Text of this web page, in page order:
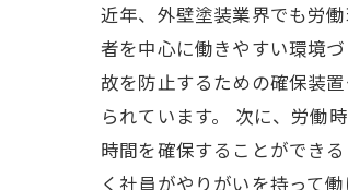
近年、外壁塗装業界でも労
者を中心に働きやすい環境
故を防止するための確保装
られています。 次に、労働
時間を確保することができ
く社員がやりがいを持って